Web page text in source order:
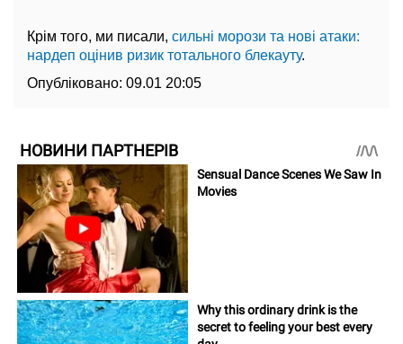
Крім того, ми писали, сильні морози та нові атаки:
нардеп оцінив ризик тотального блекауту.
Опубліковано: 09.01 20:05